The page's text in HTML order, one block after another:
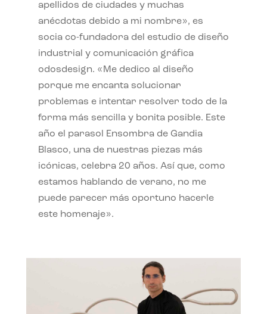
apellidos de ciudades y muchas
anécdotas debido a mi nombre», es
socia co-fundadora del estudio de diseño
industrial y comunicación gráfica
odosdesign. «Me dedico al diseño
porque me encanta solucionar
problemas e intentar resolver todo de la
forma más sencilla y bonita posible. Este
año el parasol Ensombra de Gandia
Blasco, una de nuestras piezas más
icónicas, celebra 20 años. Así que, como
estamos hablando de verano, no me
puede parecer más oportuno hacerle
este homenaje».